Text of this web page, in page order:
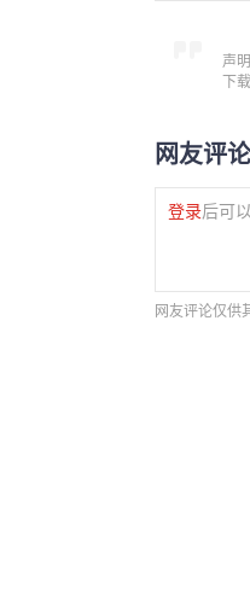
声
下
网友评论
登录后可
网友评论仅供